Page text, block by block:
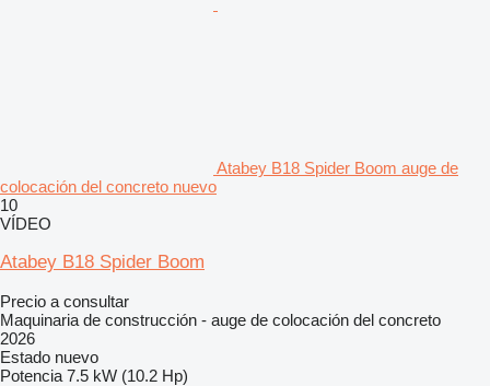
Atabey B18 Spider Boom auge de
colocación del concreto nuevo
10
VÍDEO
Atabey B18 Spider Boom
Precio a consultar
Maquinaria de construcción - auge de colocación del concreto
2026
Estado nuevo
Potencia 7.5 kW (10.2 Hp)